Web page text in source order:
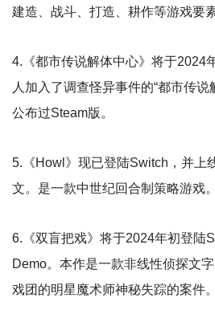
建造、战斗、打造、耕作等游戏​要素
4.《都市传说解体中心》将于2024
人加入了调查怪异事件的“都市传说
公布过Steam版。
5.《Howl》现已登陆Switch，并上
文。是一款中世纪回合制策略游戏。
​6.《双盲把戏》将于2024年初登陆
Demo。本作是一款非线性侦探文
戏团的明星魔术师神秘失踪的案件​。